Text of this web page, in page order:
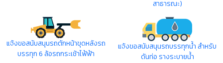
สาธารณะ)
แจ้งขอสนับสนุนรถตักหน้าขุดหลังรถ
บรรทุก 6 ล้อรถกระเช้าไฟ้ฟ้า
แจ้งขอสนับสนุนรถบรรทุกน้ำ สำหรับ
ดันท่อ รางระบายน้ำ